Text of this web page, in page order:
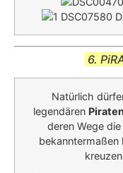
6.
Natürlich
legendären Piraten
deren Wege
bekanntermaßen